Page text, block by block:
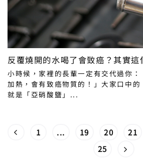
反覆燒開的水喝了會致癌？其實這
小時候，家裡的長輩一定有交代過你：
加熱，會有致癌物質的！」大家口中的
就是「亞硝酸鹽」...
1 ... 19 20 21
25